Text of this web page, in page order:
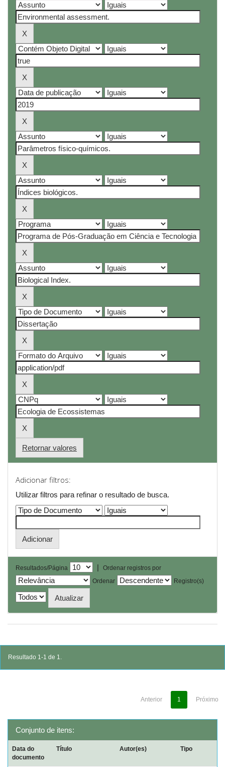
Retornar valores
Adicionar filtros:
Utilizar filtros para refinar o resultado de busca.
Resultados/Página |
Ordenar registros por
Ordenar
Registro(s)
Resultado 1-1 de 1.
Anterior 1 Próximo
Conjunto de itens:
Data do
documento
Título Autor(es) Tipo